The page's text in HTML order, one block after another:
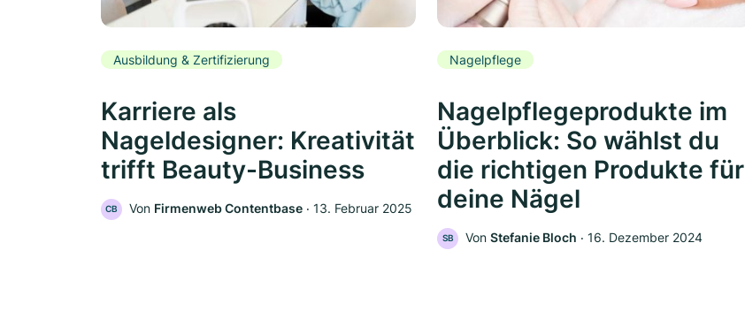
Ausbildung & Zertifizierung
Karriere als
Nageldesigner: Kreativität
trifft Beauty-Business
CB Von Firmenweb Contentbase ‧ 13. Februar 2025
Nagelpflege
Nagelpflegeprodukte im
Überblick: So wählst du
die richtigen Produkte für
deine Nägel
SB Von Stefanie Bloch ‧ 16. Dezember 2024